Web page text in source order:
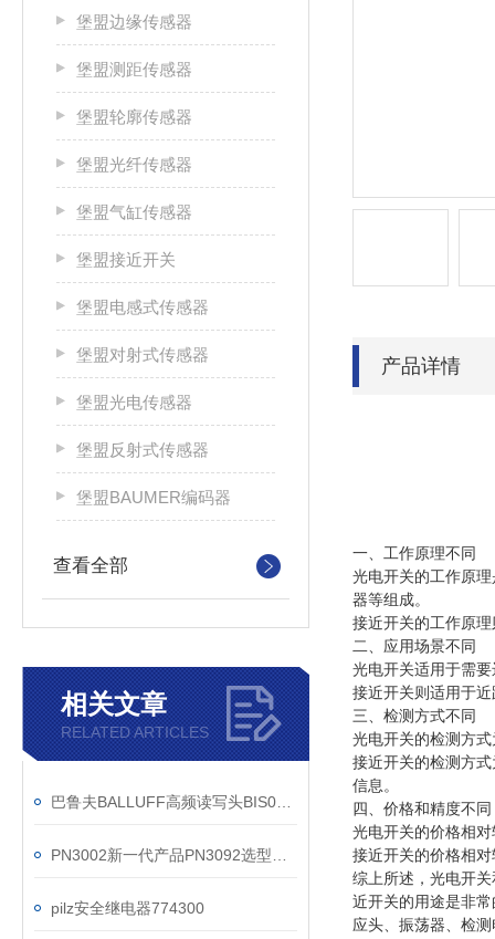
堡盟边缘传感器
堡盟测距传感器
堡盟轮廓传感器
堡盟光纤传感器
堡盟气缸传感器
堡盟接近开关
堡盟电感式传感器
堡盟对射式传感器
堡盟光电传感器
堡盟反射式传感器
堡盟BAUMER编码器
查看全部
相关文章
RELATED ARTICLES
pilz安全继电器774300
产品详情
一、工作原理不同
光电开关的工作原
器等组成。
接近开关的工作原
二、应用场景不同
光电开关适用于需
接近开关则适用于
三、检测方式不同
光电开关的检测方
接近开关的检测方
信息。
四、价格和精度不同
光电开关的价格相
接近开关的价格相
综上所述，光电开
近开关的用途是非
应头、振荡器、检